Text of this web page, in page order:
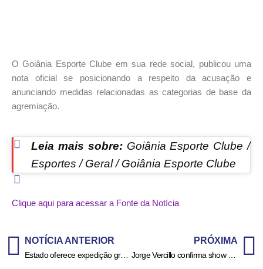
O Goiânia Esporte Clube em sua rede social, publicou uma
nota oficial se posicionando a respeito da acusação e
anunciando medidas relacionadas as categorias de base da
agremiação.
Leia mais sobre:Goiânia Esporte Clube /
Esportes / Geral / Goiânia Esporte Clube
Clique aqui para acessar a Fonte da Notícia
NOTÍCIA ANTERIOR
Estado oferece expedição gratuita a parques de Goiás com óculos de realidade virtual
PRÓXIMA